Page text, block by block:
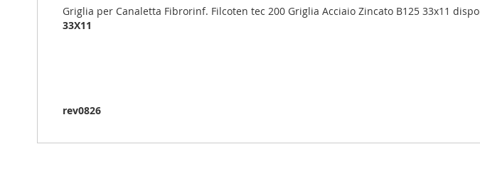
immaginiGriglia per Canaletta Fibrorinf. Filcoten tec 200 Griglia Acciaio Zincato B125 33x11
33X11
rev0826